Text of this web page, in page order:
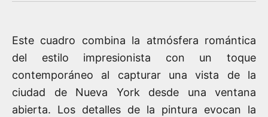
Este cuadro combina la atmósfera romántica
del estilo impresionista con un toque
contemporáneo al capturar una vista de la
ciudad de Nueva York desde una ventana
abierta. Los detalles de la pintura evocan la